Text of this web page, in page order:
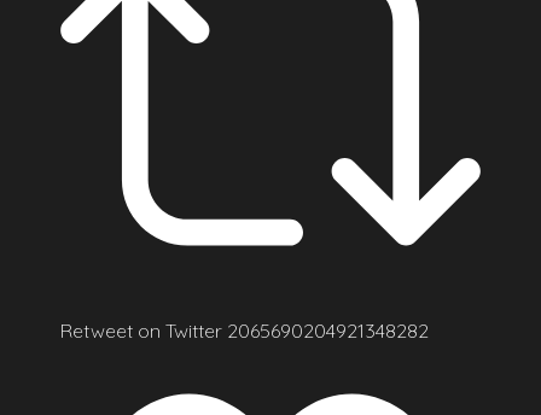
Retweet on Twitter 2065690204921348282